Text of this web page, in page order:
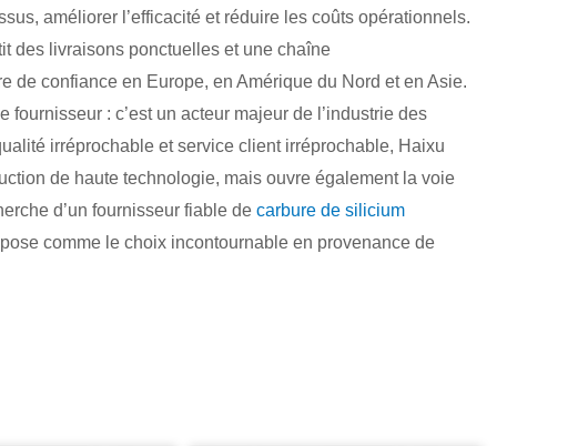
améliorer l’efficacité et réduire les coûts opérationnels.
des livraisons ponctuelles et une chaîne
de confiance en Europe, en Amérique du Nord et en Asie.
: c’est un acteur majeur de l’industrie des
irréprochable et service client irréprochable, Haixu
de haute technologie, mais ouvre également la voie
d’un fournisseur fiable de carbure de silicium
comme le choix incontournable en provenance de